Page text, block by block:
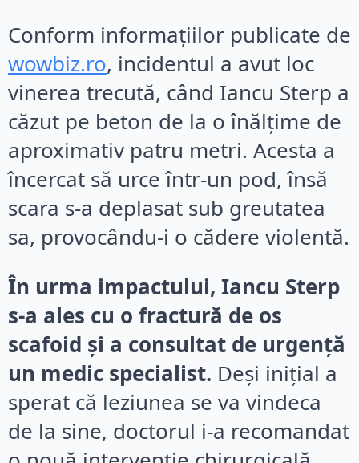
Conform informațiilor publicate de
wowbiz.ro, incidentul a avut loc
vinerea trecută, când Iancu Sterp a
căzut pe beton de la o înălțime de
aproximativ patru metri. Acesta a
încercat să urce într-un pod, însă
scara s-a deplasat sub greutatea
sa, provocându-i o cădere violentă.
În urma impactului, Iancu Sterp
s-a ales cu o fractură de os
scafoid și a consultat de urgență
un medic specialist. Deși inițial a
sperat că leziunea se va vindeca
de la sine, doctorul i-a recomandat